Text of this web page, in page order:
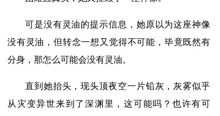
可是没有灵油的提示信息，她原以为这座神像
没有灵油，但转念一想又觉得不可能，毕竟既然有
分身，那怎么可能会没有灵油。
直到她抬头，现头顶夜空一片铅灰，灰雾似乎
从灾变异世来到了深渊里，这可能吗？也许有可